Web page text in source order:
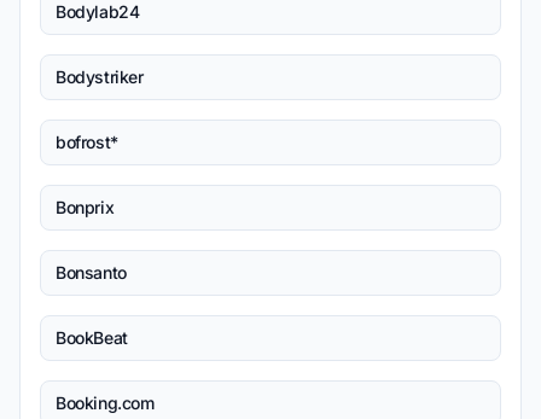
Bodylab24
Bodystriker
bofrost*
Bonprix
Bonsanto
BookBeat
Booking.com